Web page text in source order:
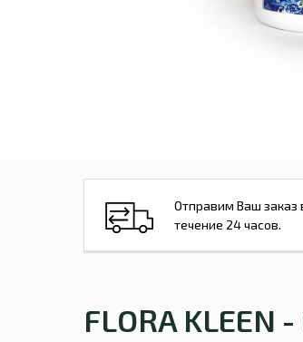
Отправим Ваш заказ
течение 24 часов.
FLORA